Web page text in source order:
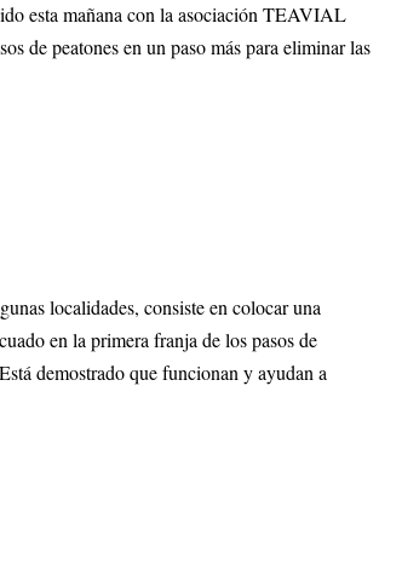
esta mañana con la asociación TEAVIAL
de peatones en un paso más para eliminar las
localidades, consiste en colocar una
en la primera franja de los pasos de
demostrado que funcionan y ayudan a